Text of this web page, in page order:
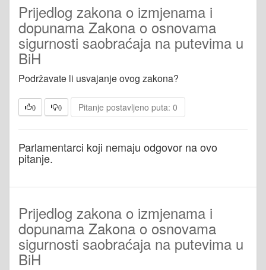
Prijedlog zakona o izmjenama i
dopunama Zakona o osnovama
sigurnosti saobraćaja na putevima u
BiH
Podržavate li usvajanje ovog zakona?
0 0 Pitanje postavljeno puta: 0
Parlamentarci koji nemaju odgovor na ovo
pitanje.
Prijedlog zakona o izmjenama i
dopunama Zakona o osnovama
sigurnosti saobraćaja na putevima u
BiH